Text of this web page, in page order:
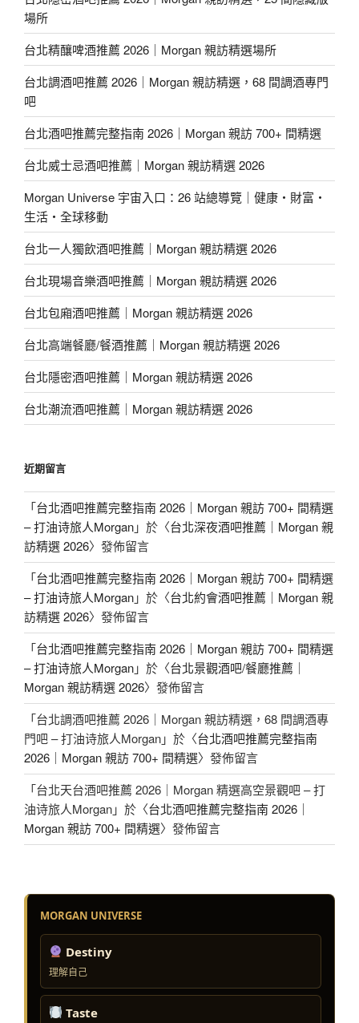
場所
台北精釀啤酒推薦 2026｜Morgan 親訪精選場所
台北調酒吧推薦 2026｜Morgan 親訪精選，68 間調酒專門
吧
台北酒吧推薦完整指南 2026｜Morgan 親訪 700+ 間精選
台北威士忌酒吧推薦｜Morgan 親訪精選 2026
Morgan Universe 宇宙入口：26 站總導覽｜健康・財富・
生活・全球移動
台北一人獨飲酒吧推薦｜Morgan 親訪精選 2026
台北現場音樂酒吧推薦｜Morgan 親訪精選 2026
台北包廂酒吧推薦｜Morgan 親訪精選 2026
台北高端餐廳/餐酒推薦｜Morgan 親訪精選 2026
台北隱密酒吧推薦｜Morgan 親訪精選 2026
台北潮流酒吧推薦｜Morgan 親訪精選 2026
近期留言
「台北酒吧推薦完整指南 2026｜Morgan 親訪 700+ 間精選
– 打油诗旅人Morgan」於〈台北深夜酒吧推薦｜Morgan 親
訪精選 2026〉發佈留言
「台北酒吧推薦完整指南 2026｜Morgan 親訪 700+ 間精選
– 打油诗旅人Morgan」於〈台北約會酒吧推薦｜Morgan 親
訪精選 2026〉發佈留言
「台北酒吧推薦完整指南 2026｜Morgan 親訪 700+ 間精選
– 打油诗旅人Morgan」於〈台北景觀酒吧/餐廳推薦｜
Morgan 親訪精選 2026〉發佈留言
「台北調酒吧推薦 2026｜Morgan 親訪精選，68 間調酒專
門吧 – 打油诗旅人Morgan」於〈台北酒吧推薦完整指南
2026｜Morgan 親訪 700+ 間精選〉發佈留言
「台北天台酒吧推薦 2026｜Morgan 精選高空景觀吧 – 打
油诗旅人Morgan」於〈台北酒吧推薦完整指南 2026｜
Morgan 親訪 700+ 間精選〉發佈留言
MORGAN UNIVERSE
Destiny
理解自己
Taste